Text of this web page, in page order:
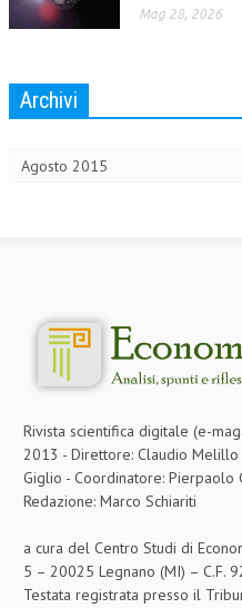
CIVILE
PENALE
MANUALI E MONOGRAFIE
TESI DI LAUREA
MATERIALE DIDATTICO
INVITI E PROMOZIONI
Mag 28, 2026
Archivi
Rivista scientifica digitale (e-
2013 - Direttore: Claudio
Giglio - Coordinatore: Pierpaolo
Redazione: Marco Schiariti
a cura del Centro Studi di
5 – 20025 Legnano (MI) – C.F.
Testata registrata presso il